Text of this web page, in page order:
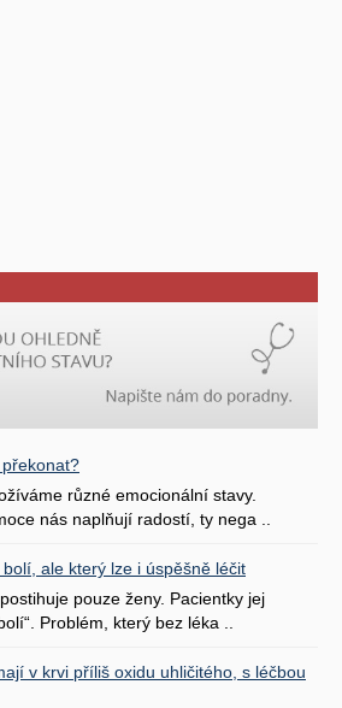
různé emocionální stavy.
nás naplňují radostí, ty nega ..
ale který lze i úspěšně léčit
pouze ženy. Pacientky jej
Problém, který bez léka ..
v krvi příliš oxidu uhličitého, s léčbou